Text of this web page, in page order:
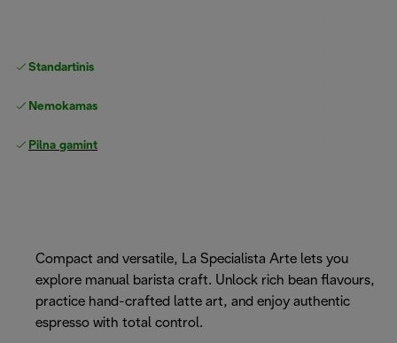
Standartinis nemokamas
Nemokamas grąžinimas
Pilna gamintojo garantija
Compact and versatile, La Specialista Arte lets you
explore manual barista craft. Unlock rich bean flavours,
practice hand-crafted latte art, and enjoy authentic
espresso with total control.